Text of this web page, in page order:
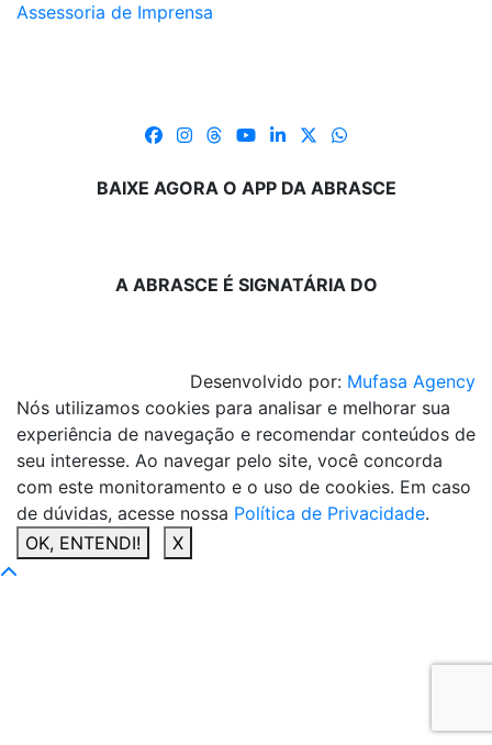
Assessoria de Imprensa
BAIXE AGORA O APP DA ABRASCE
A ABRASCE É SIGNATÁRIA DO
Desenvolvido por: Mufasa Agency
Nós utilizamos cookies para analisar e melhorar sua
experiência de navegação e recomendar conteúdos de
seu interesse. Ao navegar pelo site, você concorda
com este monitoramento e o uso de cookies. Em caso
de dúvidas, acesse nossa Política de Privacidade.
OK, ENTENDI!
X